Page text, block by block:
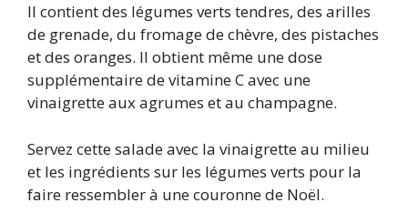
Il contient des légumes verts tendres, des arilles
de grenade, du fromage de chèvre, des pistaches
et des oranges. Il obtient même une dose
supplémentaire de vitamine C avec une
vinaigrette aux agrumes et au champagne.
Servez cette salade avec la vinaigrette au milieu
et les ingrédients sur les légumes verts pour la
faire ressembler à une couronne de Noël.